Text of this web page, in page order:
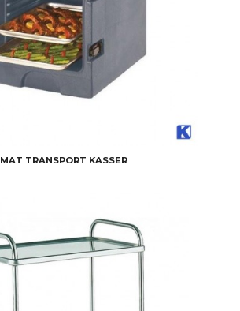
MAT TRANSPORT KASSER